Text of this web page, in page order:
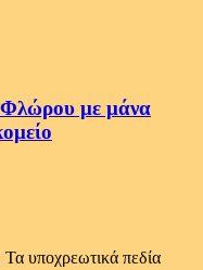
Φλώρου με μάνα
Τα υποχρεωτικά πεδία